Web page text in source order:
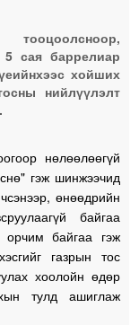
сая баррелиар
хойших
нийлүүлэлт
нөлөөлөөгүй
гэж шинжээчид
өнөөдрийн
байгаа
байгаа гэж
газрын тос
хоолойн өдөр
тулд ашиглаж